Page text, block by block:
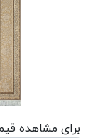
برای مشاهده